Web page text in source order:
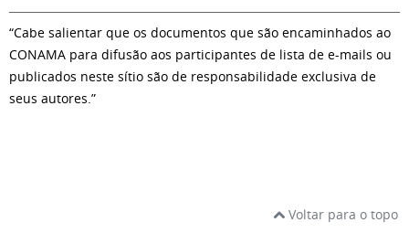
“Cabe salientar que os documentos que são encaminhados ao
CONAMA para difusão aos participantes de lista de e-mails ou
publicados neste sítio são de responsabilidade exclusiva de
seus autores.”
Voltar para o topo